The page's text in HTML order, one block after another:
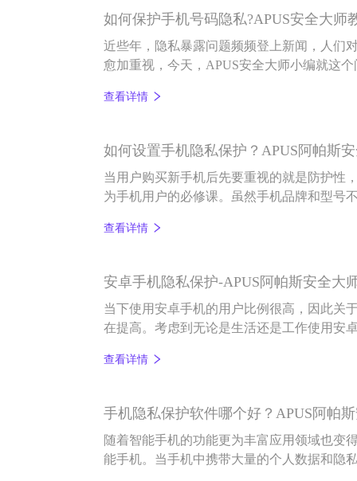
如何保护手机号码隐私?APUS安全大师
近些年，隐私暴露问题频频登上新闻，人们
愈加重视，今天，APUS安全大师小编就这
查看详情
如何设置手机隐私保护？APUS阿帕斯
当用户购买新手机后先要重视的就是防护性
为手机用户的必修课。虽然手机品牌和型号
手机隐私保护方法。
查看详情
安卓手机隐私保护-APUS阿帕斯安全大
当下使用安卓手机的用户比例很高，因此关
在提高。考虑到无论是生活还是工作使用安
何提高手机的防护等级。
查看详情
手机隐私保护软件哪个好？APUS阿帕
随着智能手机的功能更为丰富应用领域也变
能手机。当手机中携带大量的个人数据和隐